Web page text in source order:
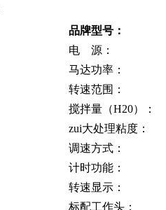
品牌型号：
电 源：
马达功率：
转速范围：
搅拌量（H20）：
zui大处理粘度：
调速方式：
计时功能：
转速显示：
标配工作头：